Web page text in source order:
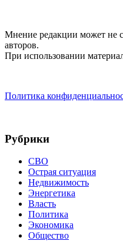
Мнение редакции может не
авторов.
При использовании
Политика
Рубрики
СВО
Острая ситуация
Недвижимость
Энергетика
Власть
Политика
Экономика
Общество